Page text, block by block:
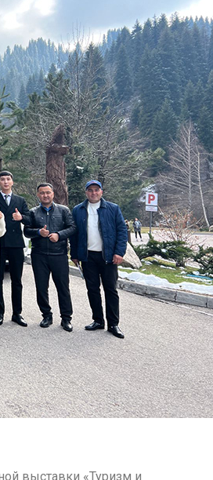
выставки «Туризм и